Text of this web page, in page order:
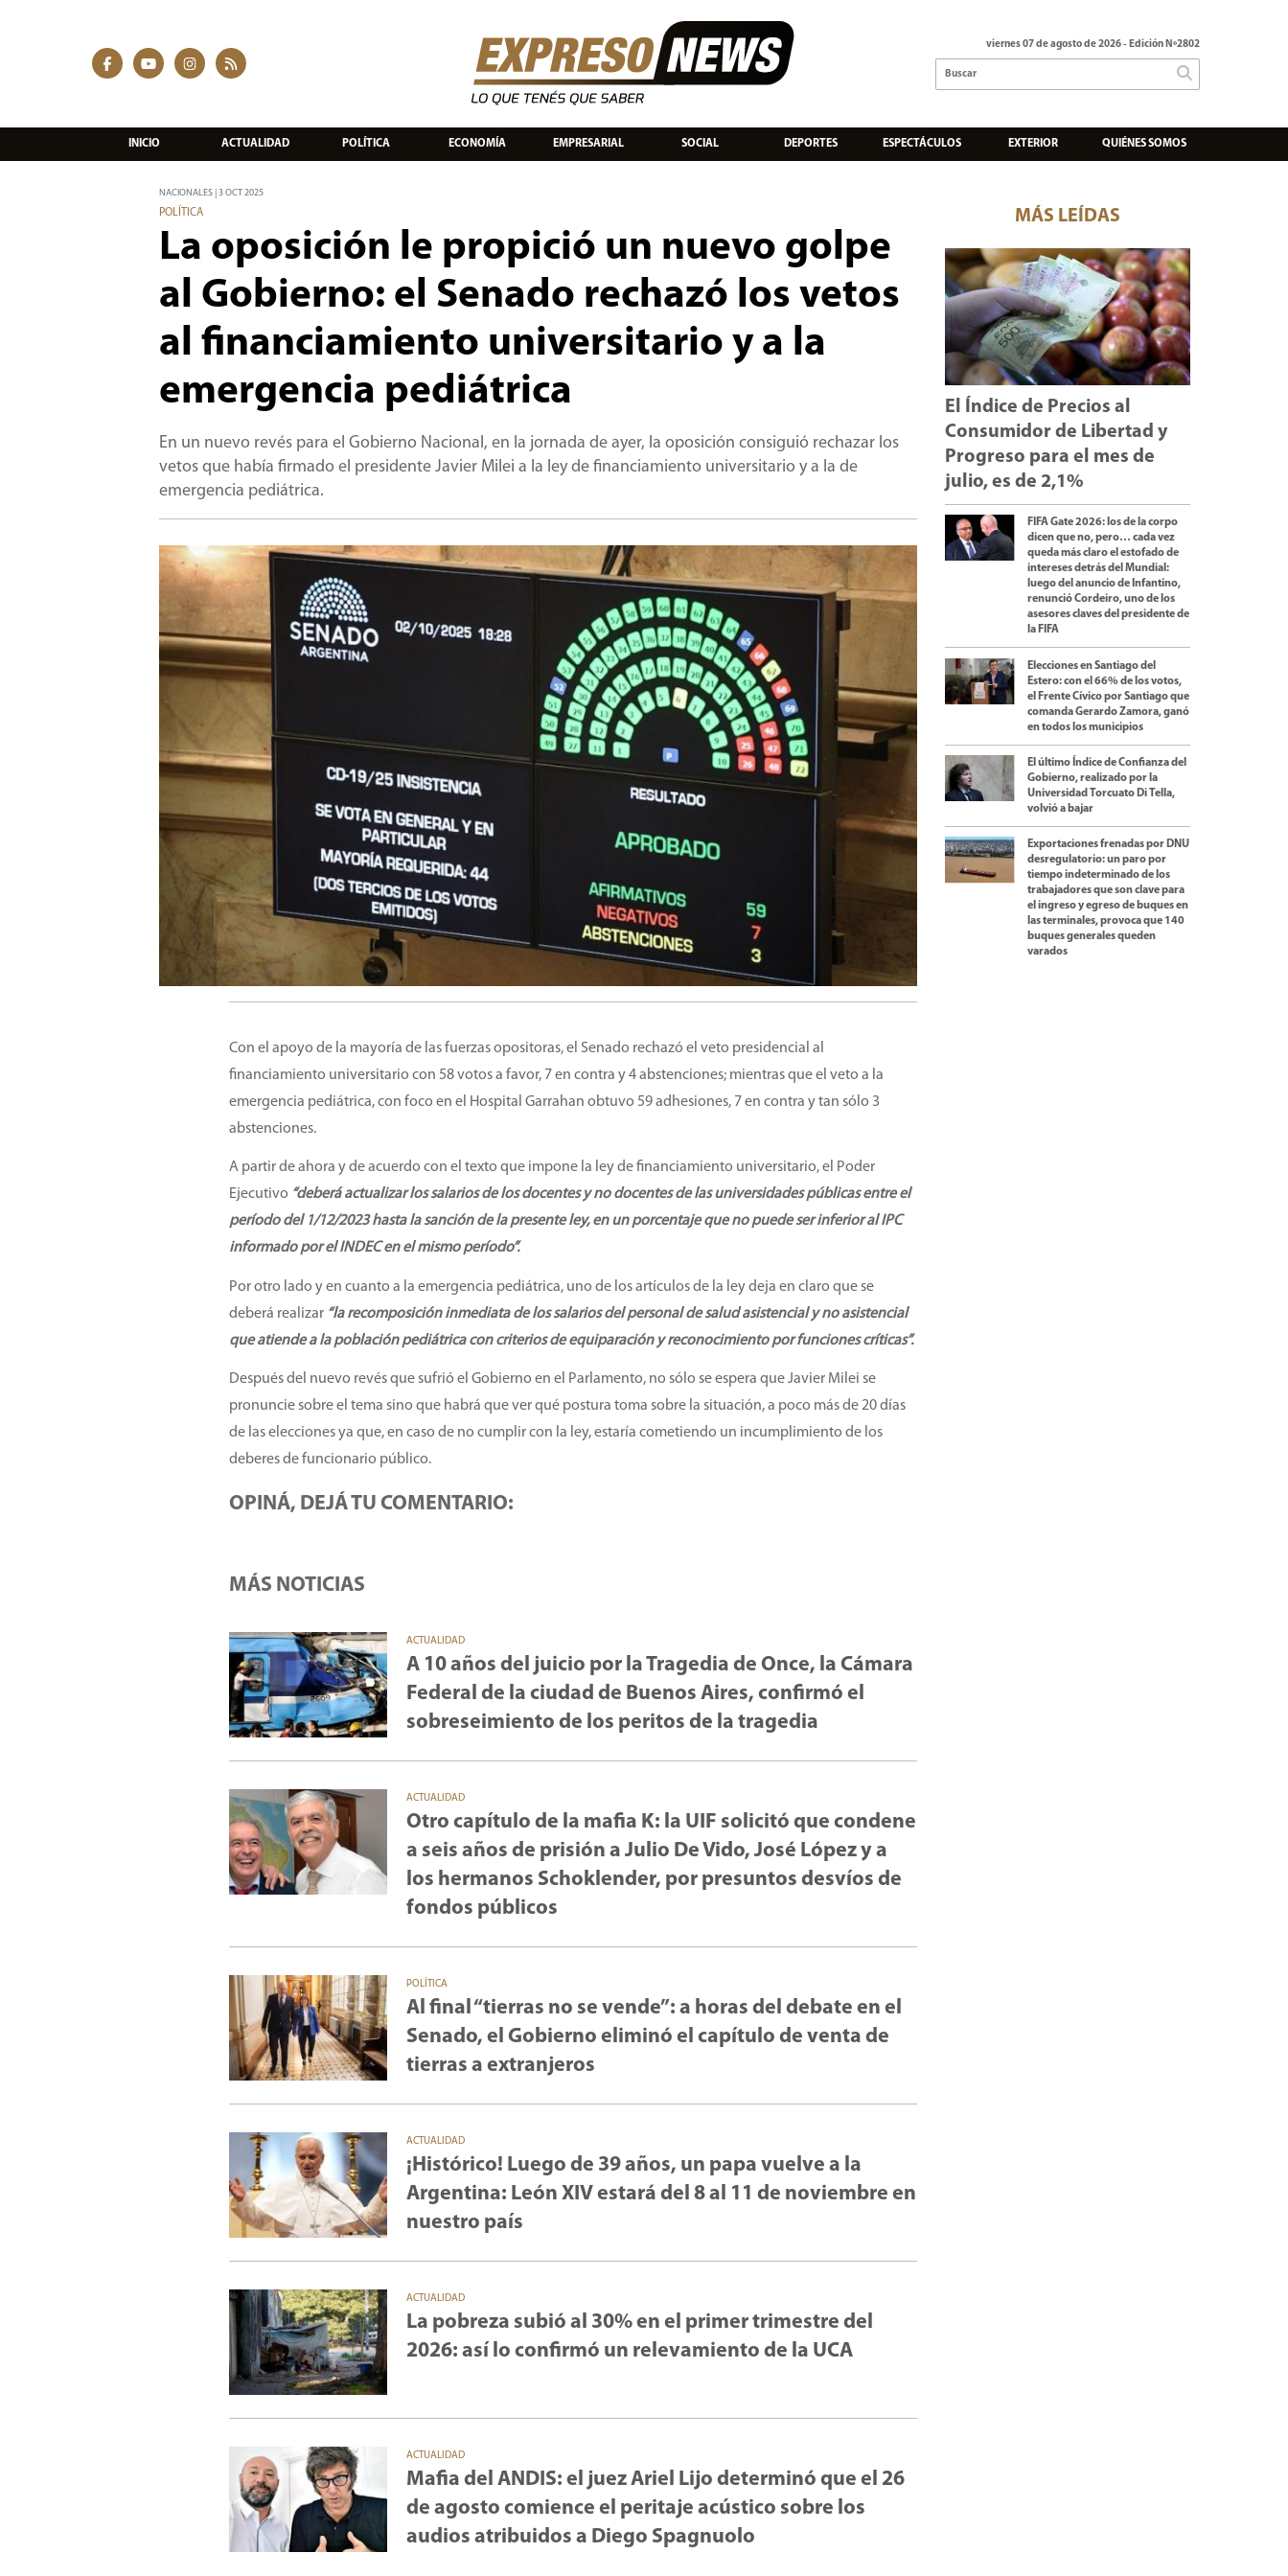
viernes 07 de agosto de 2026- Edición Nº2802
INICIO ACTUALIDAD POLÍTICA ECONOMÍA EMPRESARIAL SOCIAL DEPORTES ESPECTÁCULOS EXTERIOR QUIÉNES SOMOS
NACIONALES | 3 OCT 2025
POLÍTICA
La oposición le propició un nuevo golpe
al Gobierno: el Senado rechazó los vetos
al financiamiento universitario y a la
emergencia pediátrica
En un nuevo revés para el Gobierno Nacional, en la jornada de ayer, la oposición consiguió rechazar los
vetos que había firmado el presidente Javier Milei a la ley de financiamiento universitario y a la de
emergencia pediátrica.
Con el apoyo de la mayoría de las fuerzas opositoras, el Senado rechazó el veto presidencial al
financiamiento universitario con 58 votos a favor, 7 en contra y 4 abstenciones; mientras que el veto a la
emergencia pediátrica, con foco en el Hospital Garrahan obtuvo 59 adhesiones, 7 en contra y tan sólo 3
abstenciones.
A partir de ahora y de acuerdo con el texto que impone la ley de financiamiento universitario, el Poder
Ejecutivo “deberá actualizar los salarios de los docentes y no docentes de las universidades públicas entre el
período del 1/12/2023 hasta la sanción de la presente ley, en un porcentaje que no puede ser inferior al IPC
informado por el INDEC en el mismo período”.
Por otro lado y en cuanto a la emergencia pediátrica, uno de los artículos de la ley deja en claro que se
deberá realizar “la recomposición inmediata de los salarios del personal de salud asistencial y no asistencial
que atiende a la población pediátrica con criterios de equiparación y reconocimiento por funciones críticas”.
Después del nuevo revés que sufrió el Gobierno en el Parlamento, no sólo se espera que Javier Milei se
pronuncie sobre el tema sino que habrá que ver qué postura toma sobre la situación, a poco más de 20 días
de las elecciones ya que, en caso de no cumplir con la ley, estaría cometiendo un incumplimiento de los
deberes de funcionario público.
OPINÁ, DEJÁ TU COMENTARIO:
MÁS NOTICIAS
ACTUALIDAD
A 10 años del juicio por la Tragedia de Once, la Cámara
Federal de la ciudad de Buenos Aires, confirmó el
sobreseimiento de los peritos de la tragedia
ACTUALIDAD
Otro capítulo de la mafia K: la UIF solicitó que condene
a seis años de prisión a Julio De Vido, José López y a
los hermanos Schoklender, por presuntos desvíos de
fondos públicos
POLÍTICA
Al final “tierras no se vende”: a horas del debate en el
Senado, el Gobierno eliminó el capítulo de venta de
tierras a extranjeros
ACTUALIDAD
¡Histórico! Luego de 39 años, un papa vuelve a la
Argentina: León XIV estará del 8 al 11 de noviembre en
nuestro país
ACTUALIDAD
La pobreza subió al 30% en el primer trimestre del
2026: así lo confirmó un relevamiento de la UCA
ACTUALIDAD
Mafia del ANDIS: el juez Ariel Lijo determinó que el 26
de agosto comience el peritaje acústico sobre los
audios atribuidos a Diego Spagnuolo
MÁS LEÍDAS
El Índice de Precios al
Consumidor de Libertad y
Progreso para el mes de
julio, es de 2,1%
FIFA Gate 2026: los de la corpo
dicen que no, pero… cada vez
queda más claro el estofado de
intereses detrás del Mundial:
luego del anuncio de Infantino,
renunció Cordeiro, uno de los
asesores claves del presidente de
la FIFA
Elecciones en Santiago del
Estero: con el 66% de los votos,
el Frente Cívico por Santiago que
comanda Gerardo Zamora, ganó
en todos los municipios
El último Índice de Confianza del
Gobierno, realizado por la
Universidad Torcuato Di Tella,
volvió a bajar
Exportaciones frenadas por DNU
desregulatorio: un paro por
tiempo indeterminado de los
trabajadores que son clave para
el ingreso y egreso de buques en
las terminales, provoca que 140
buques generales queden
varados